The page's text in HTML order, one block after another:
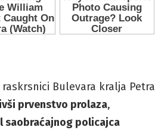
Bulevara kralja Petra
prvenstvo prolaza,
saobraćajnog policajca